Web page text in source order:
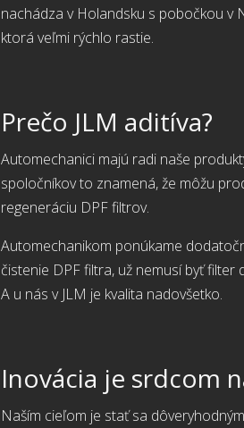
nachádza v Holandsku s pobočkou v
ktorá veľmi rýchlo rastie.
Prečo JLM aditíva?
Automechanici majú radi naše
spoločníkov to znamená, že môžu
regeneráciu DPF filtrov.
Automechanikom ponúkame
čistenie DPF filtra, už nemusí byť
A u nás v JLM je kvalita nadovšetko.
Inovácia je srdcom
Naším cieľom je stať sa